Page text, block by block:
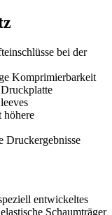
bei der
Komprimierbarkeit
höhere
Druckergebnisse
entwickeltes
Schaumträger